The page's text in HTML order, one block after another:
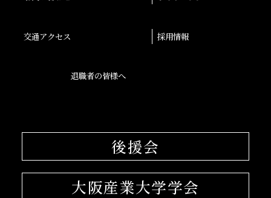
交通アクセス 採用情報
退職者の皆様へ
後援会
大阪産業大学学会